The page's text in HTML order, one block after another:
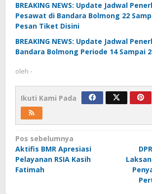
BREAKING NEWS: Update Jadwal
Pesawat di Bandara Bolmong 22
Pesan Tiket Disini
BREAKING NEWS: Update Jadwal
Bandara Bolmong Periode 14 Sampai
oleh -
Ikuti Kami Pada
Navigasi
pos
Pos sebelumnya
Aktifis BMR Apresiasi
Pelayanan RSIA Kasih
Fatimah